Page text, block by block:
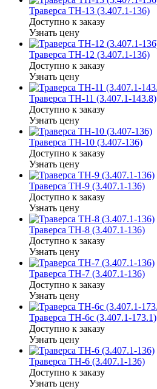
Траверса ТН-13 (3.407.1-136)
Доступно к заказу
Узнать цену
Траверса ТН-12 (3.407.1-136)
Доступно к заказу
Узнать цену
Траверса ТН-11 (3.407.1-143.8)
Доступно к заказу
Узнать цену
Траверса ТН-10 (3.407-136)
Доступно к заказу
Узнать цену
Траверса ТН-9 (3.407.1-136)
Доступно к заказу
Узнать цену
Траверса ТН-8 (3.407.1-136)
Доступно к заказу
Узнать цену
Траверса ТН-7 (3.407.1-136)
Доступно к заказу
Узнать цену
Траверса ТН-6с (3.407.1-173.1)
Доступно к заказу
Узнать цену
Траверса ТН-6 (3.407.1-136)
Доступно к заказу
Узнать цену